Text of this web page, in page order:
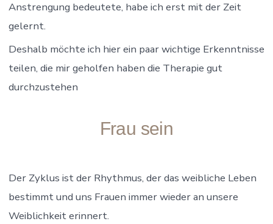
Anstrengung bedeutete, habe ich erst mit der Zeit
gelernt.
Deshalb möchte ich hier ein paar wichtige Erkenntnisse
teilen, die mir geholfen haben die Therapie gut
durchzustehen
Frau sein
Der Zyklus ist der Rhythmus, der das weibliche Leben
bestimmt und uns Frauen immer wieder an unsere
Weiblichkeit erinnert.